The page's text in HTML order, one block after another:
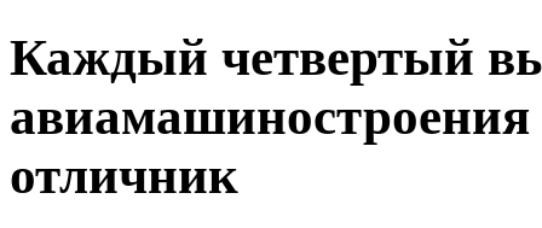
Каждый четвертый
отличник